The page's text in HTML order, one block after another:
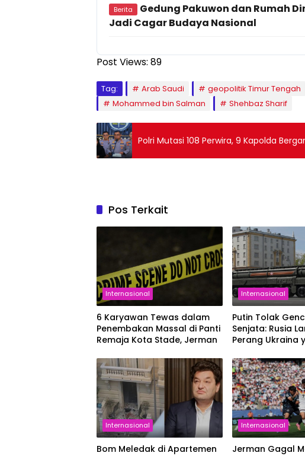
Berita
Gedung Pakuwon dan Rumah
Jadi Cagar Budaya Nasional
Post Views: 89
Tag: Arab Saudi geopolitik Timur Tengah
Mohammed bin Salman
Shehbaz Sharif
Polri Mutasi 108 Perwira, 9 Kapolda
Pos Terkait
Internasional
6 Karyawan Tewas dalam
Penembakan Massal di Panti
Remaja Kota Stade, Jerman
Internasional
Putin Tolak
Senjata: Rusia
Perang Ukraina
Internasional
Bom Meledak di Apartemen
Internasional
Jerman Gagal